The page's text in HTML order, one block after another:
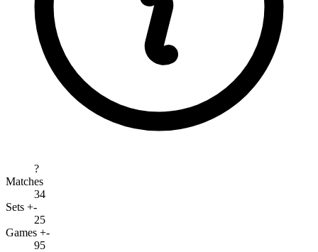
?
Matches
34
Sets +-
25
Games +-
95